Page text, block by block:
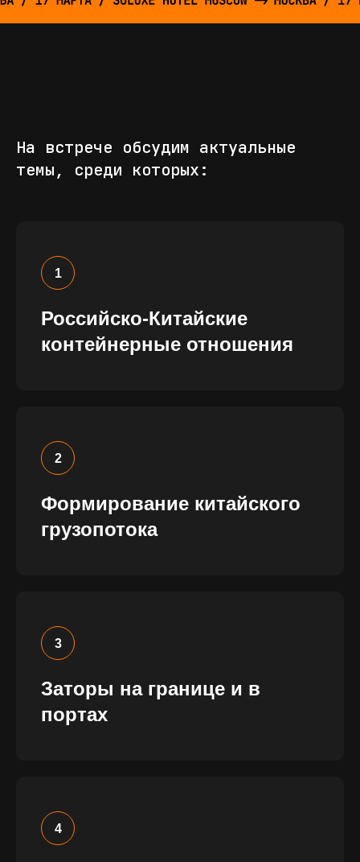
На встрече обсудим актуальные
темы, среди которых:
Российско-Китайские
контейнерные отношения
Формирование китайского
грузопотока
Заторы на границе и в
портах